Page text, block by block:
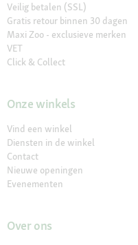
Veilig betalen (SSL)
Gratis retour binnen 30 dagen
Maxi Zoo - exclusieve merken
VET
Click & Collect
Onze winkels
Vind een winkel
Diensten in de winkel
Contact
Nieuwe openingen
Evenementen
Over ons